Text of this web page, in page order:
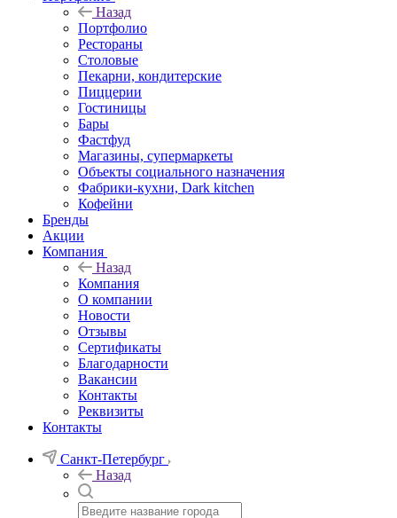
Назад
Портфолио
Рестораны
Столовые
Пекарни, кондитерские
Пиццерии
Гостиницы
Бары
Фастфуд
Магазины, супермаркеты
Объекты социального назначения
Фабрики-кухни, Dark kitchen
Кофейни
Бренды
Акции
Компания
Назад
Компания
О компании
Новости
Отзывы
Сертификаты
Благодарности
Вакансии
Контакты
Реквизиты
Контакты
Санкт-Петербург
Назад